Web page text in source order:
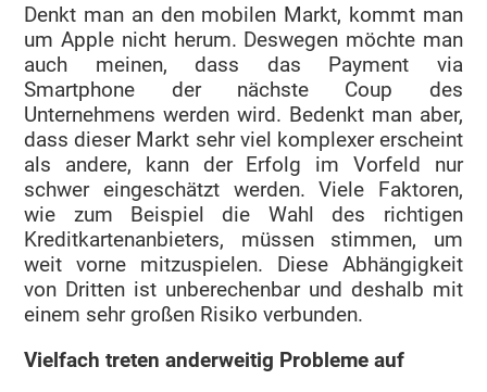
Denkt man an den mobilen Markt, kommt man
um Apple nicht herum. Deswegen möchte man
auch meinen, dass das Payment via
Smartphone der nächste Coup des
Unternehmens werden wird. Bedenkt man aber,
dass dieser Markt sehr viel komplexer erscheint
als andere, kann der Erfolg im Vorfeld nur
schwer eingeschätzt werden. Viele Faktoren,
wie zum Beispiel die Wahl des richtigen
Kreditkartenanbieters, müssen stimmen, um
weit vorne mitzuspielen. Diese Abhängigkeit
von Dritten ist unberechenbar und deshalb mit
einem sehr großen Risiko verbunden.
Vielfach treten anderweitig Probleme auf